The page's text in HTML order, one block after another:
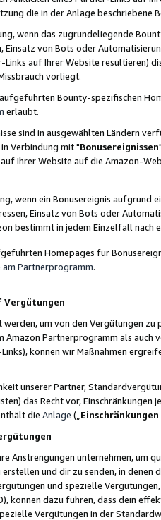
die in der Anlage beschriebene
wenn das zugrundeliegende
Einsatz von Bots oder
Links auf Ihrer Website resultieren)
vorliegt.
Bounty-spezifischen
erlaubt.
sind in ausgewählten Ländern
Verbindung mit "Bonusereignissen
Ihrer Website auf die Amazon-
wenn ein Bonusereignis aufgrund
Einsatz von Bots oder
bestimmt in jedem Einzelfall nach
Homepages für
am Partnerprogramm.
Vergütungen
um von den Vergütungen
Amazon Partnerprogramm als
können wir Maßnahmen
unserer Partner,
das Recht vor,
die Anlage („
Anstrengungen unternehmen, um
und dir zu senden, in
und spezielle
können dazu führen, dass dein
Vergütungen in der